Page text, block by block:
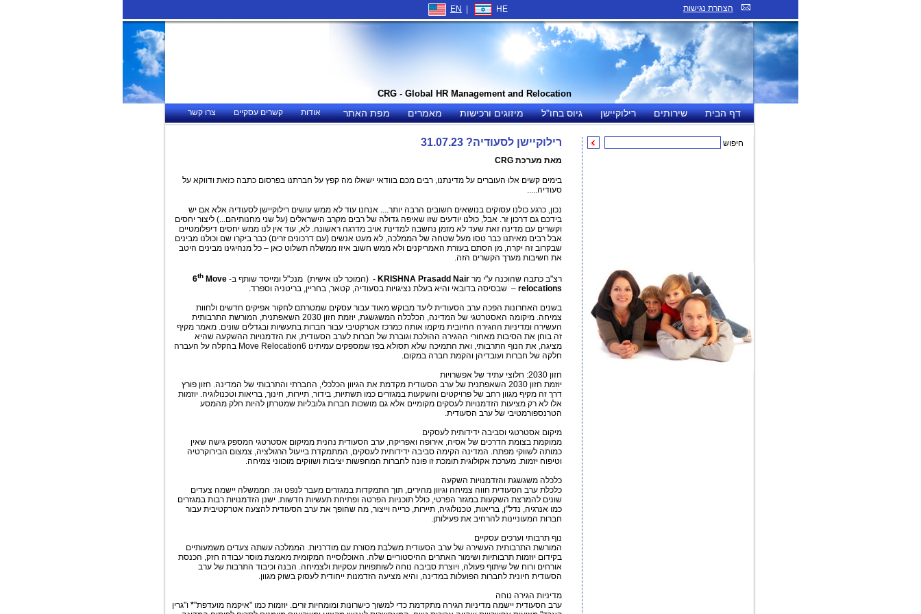
הצהרת נגישות EN HE
CRG - Global HR Management and Relocation
דף הבית שירותים רילוקיישן גיוס בחו"ל מיזוגים ורכישות מאמרים מפת האתר אודות קשרים עסקיים צרו קשר
חיפוש רילוקיישן לסעודיה? 31.07.23
מאת מערכת CRG
בימים קשים אלו העוברים על מדינתנו, רבים מכם בוודאי ישאלו מה קפץ על חברתנו בפרסום כתבה כזאת ודווקא על
סעודיה.....
נכון, כרגע כולנו עסוקים בנושאים חשובים הרבה יותר.... אנחנו עוד לא ממש עושים רילוקיישן לסעודיה אלא אם יש
בידכם גם דרכון זר. אבל, כולנו יודעים שזו שאיפה גדולה של רבים מקרב הישראלים (על שני מחנותיהם...) ליצור יחסים
וקשרים עם מדינה זאת שעד לא מזמן נחשבה למדינת אויב מדרגה ראשונה. לא, עוד אין לנו ממש יחסים דיפלומטיים
אבל רבים מאיתנו כבר טסו מעל שטחה של הממלכה, לא מעט אנשים (עם דרכונים זרים) כבר ביקרו שם וכולנו מבינים
שבקרוב זה יקרה, מן הסתם בעזרת האמריקנים ולא ממש חשוב איזו ממשלה תשלוט כאן – כל מנהיגינו מבינים היטב
את חשיבות מערך הקשרים הזה.
רצ"ב כתבה שהוכנה ע"י מר KRISHNA Prasadd Nair - (המוכר לנו אישית) מנכ"ל ומייסד שותף ב- 6th Move
relocations – שבסיסה בדובאי והיא בעלת נציגויות בסעודיה, קטאר, בחריין, בריטניה וספרד.
בשנים האחרונות הפכה ערב הסעודית ליעד מבוקש מאוד עבור עסקים שמטרתם לחקור אפיקים חדשים ולחוות
צמיחה. מיקומה האסטרטגי של המדינה, הכלכלה המשגשגת, יוזמת חזון 2030 השאפתנית, המורשת התרבותית
העשירה ומדיניות ההגירה החיובית מיקמו אותה כמרכז אטרקטיבי עבור חברות בתעשיות ובגדלים שונים. מאמר מקיף
זה בוחן את הסיבות מאחורי ההגירה ההולכת וגוברת של חברות לערב הסעודית, את הזדמנויות ההשקעה שהיא
מציגה, את הנוף התרבותי, ואת התמיכה שלא תסולא בפז שמספקים עמיתינו Move Relocation6 בהקלה על העברה
חלקה של חברות ועובדיהן והקמת חברה במקום.
חזון 2030: חלוצי עתיד של אפשרויות
יוזמת חזון 2030 השאפתנית של ערב הסעודית מקדמת את הגיוון הכלכלי, החברתי והתרבותי של המדינה. חזון פורץ
דרך זה מקיף מגוון רחב של פרויקטים והשקעות במגזרים כמו תשתיות, בידור, תיירות, חינוך, בריאות וטכנולוגיה. יוזמות
אלו לא רק מציעות הזדמנויות לעסקים מקומיים אלא גם מושכות חברות גלובליות שמטרתן להיות חלק מהמסע
הטרנספורמטיבי של ערב הסעודית.
מיקום אסטרטגי וסביבה ידידותית לעסקים
ממוקמת בצומת הדרכים של אסיה, אירופה ואפריקה, ערב הסעודית נהנית ממיקום אסטרטגי המספק גישה שאין
כמותה לשווקי מפתח. המדינה הקימה סביבה ידידותית לעסקים, המתמקדת בייעול הרגולציה, צמצום הבירוקרטיה
וטיפוח יזמות. מערכת אקולוגית תומכת זו פונה לחברות המחפשות יציבות ושווקים מוכווני צמיחה.
כלכלה משגשגת והזדמנויות השקעה
כלכלת ערב הסעודית חווה צמיחה וגיוון מהירים, תוך התמקדות במגזרים מעבר לנפט וגז. הממשלה יישמה צעדים
שונים להמרצת השקעות במגזר הפרטי, כולל תוכניות הפרטה ופתיחת תעשיות חדשות. ישנן הזדמנויות רבות במגזרים
כמו אנרגיה, נדל"ן, בריאות, טכנולוגיה, תיירות, כרייה וייצור, מה שהופך את ערב הסעודית להצעה אטרקטיבית עבור
חברות המעוניינות להרחיב את פעילותן.
נוף תרבותי וערכים עסקיים
המורשת התרבותית העשירה של ערב הסעודית משלבת מסורת עם מודרניות. הממלכה עשתה צעדים משמעותיים
בקידום יוזמות תרבותיות ושימור האתרים ההיסטוריים שלה. האוכלוסייה המקומית מאמצת מוסר עבודה חזק, הכנסת
אורחים ורוח של שיתוף פעולה, ויוצרת סביבה נוחה לשותפויות עסקיות ולצמיחה. הבנה וכיבוד התרבות של ערב
הסעודית חיונית לחברות הפועלות במדינה, והיא מציעה הזדמנות ייחודית לעסוק בשוק מגוון.
מדיניות הגירה נוחה
ערב הסעודית יישמה מדיניות הגירה מתקדמת כדי למשוך כישרונות ומומחיות זרים. יוזמות כמו "איקמה מועדפת"* ו"גרין